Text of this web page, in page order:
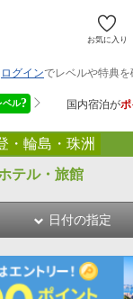
お気に入り
・輪島・珠洲
テル・旅館
日付の指定